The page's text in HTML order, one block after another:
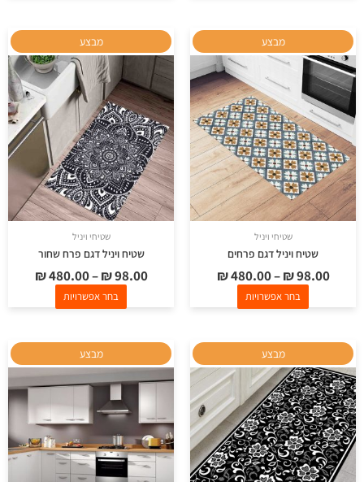
מבצע
שטיחי ויניל
שטיח ויניל דגם פרחים
₪98.00
–
₪480.00
בחר אפשרויות
זה
יש
מספר
סוגים.
ניתן
לבחור
את
האפשרויות
בעמוד
מבצע
שטיחי ויניל
שטיח ויניל דגם פרח שחור
₪98.00
–
₪480.00
בחר אפשרויות
זה
יש
מספר
סוגים.
ניתן
לבחור
את
האפשרויות
בעמוד
מבצע
זה
מספר
סוגים.
ניתן
לבחור
מבצע
זה
יש
מספר
סוגים.
ניתן
לבחור